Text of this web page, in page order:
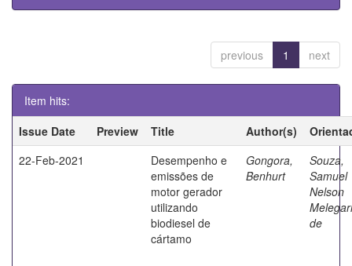
previous 1 next
Item hits:
Issue Date
Preview Title Author(s)
22-Feb-2021
Desempenho e
emissões de
motor gerador
utilizando
biodiesel de
cártamo
Gongora,
Benhurt
Souza,
Samuel
Nelson
Melegari
de